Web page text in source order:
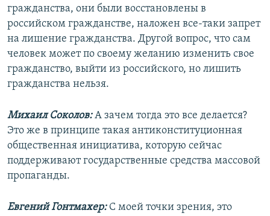
гражданства, они были восстановлены в
российском гражданстве, наложен все-таки запрет
на лишение гражданства. Другой вопрос, что сам
человек может по своему желанию изменить свое
гражданство, выйти из российского, но лишить
гражданства нельзя.
Михаил Соколов:А зачем тогда это все делается?
Это же в принципе такая антиконституционная
общественная инициатива, которую сейчас
поддерживают государственные средства массовой
пропаганды.
Евгений Гонтмахер: С моей точки зрения, это